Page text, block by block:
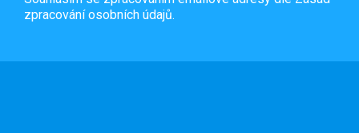
zpracování osobních údajů.